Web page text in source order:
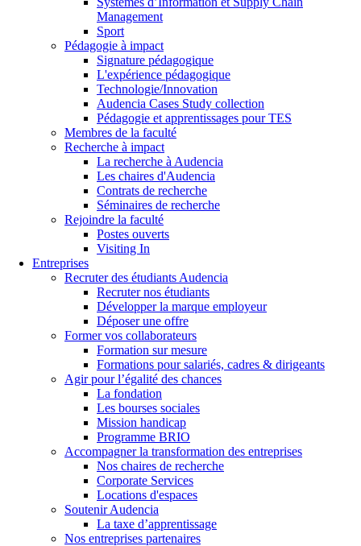
Management
Sport
Pédagogie à impact
Signature pédagogique
L'expérience pédagogique
Technologie/Innovation
Audencia Cases Study collection
Pédagogie et apprentissages pour TES
Membres de la faculté
Recherche à impact
La recherche à Audencia
Les chaires d'Audencia
Contrats de recherche
Séminaires de recherche
Rejoindre la faculté
Postes ouverts
Visiting In
Entreprises
Recruter des étudiants Audencia
Recruter nos étudiants
Développer la marque employeur
Déposer une offre
Former vos collaborateurs
Formation sur mesure
Formations pour salariés, cadres & dirigeants
Agir pour l’égalité des chances
La fondation
Les bourses sociales
Mission handicap
Programme BRIO
Accompagner la transformation des entreprises
Nos chaires de recherche
Corporate Services
Locations d'espaces
Soutenir Audencia
La taxe d’apprentissage
Nos entreprises partenaires